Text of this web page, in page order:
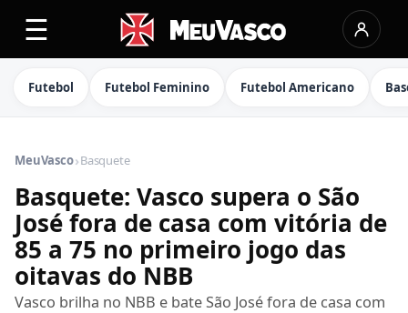
☰
Futebol Futebol Feminino Futebol Americano
MeuVasco›Basquete
Basquete: Vasco supera o São
José fora de casa com vitória de
85 a 75 no primeiro jogo das
oitavas do NBB
Vasco brilha no NBB e bate São José fora de casa com